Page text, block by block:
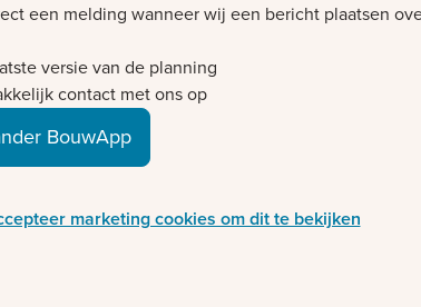
een melding wanneer wij een bericht plaatsen
versie van de planning
contact met ons op
BouwApp
marketing cookies om dit te bekijken